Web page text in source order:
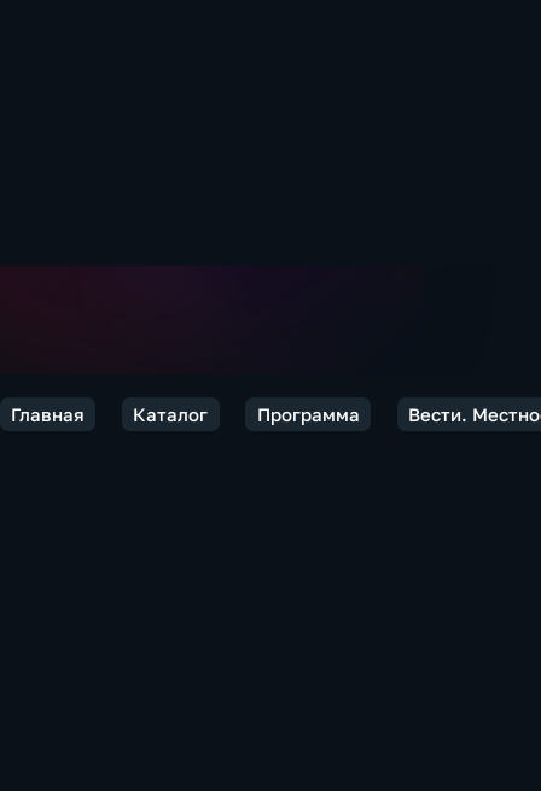
Главная Каталог Программа Вести.